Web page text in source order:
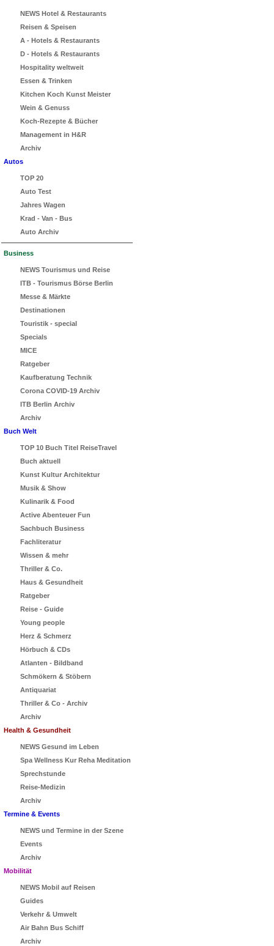
NEWS Hotel & Restaurants
Reisen & Speisen
A - Hotels & Restaurants
D - Hotels & Restaurants
Hospitality weltweit
Essen & Trinken
Kitchen Koch Kunst Meister
Wein & Genuss
Koch-Rezepte & Bücher
Management in H&R
Archiv
Autos
TOP 20
Auto Test
Jahres Wagen
Krad - Van - Bus
Auto Archiv
Business
NEWS Tourismus und Reise
ITB - Tourismus Börse Berlin
Messe & Märkte
Destinationen
Touristik - special
Specials
MICE
Ratgeber
Kaufberatung Technik
Corona COVID-19 Archiv
ITB Berlin Archiv
Archiv
Buch Welt
TOP 10 Buch Titel ReiseTravel
Buch aktuell
Kunst Kultur Architektur
Musik & Show
Kulinarik & Food
Active Abenteuer Fun
Sachbuch Business
Fachliteratur
Wissen & mehr
Thriller & Co.
Haus & Gesundheit
Ratgeber
Reise - Guide
Young people
Herz & Schmerz
Hörbuch & CDs
Atlanten - Bildband
Schmökern & Stöbern
Antiquariat
Thriller & Co - Archiv
Archiv
Health & Gesundheit
NEWS Gesund im Leben
Spa Wellness Kur Reha Meditation
Sprechstunde
Reise-Medizin
Archiv
Termine & Events
NEWS und Termine in der Szene
Events
Archiv
Mobilität
NEWS Mobil auf Reisen
Guides
Verkehr & Umwelt
Air Bahn Bus Schiff
Archiv